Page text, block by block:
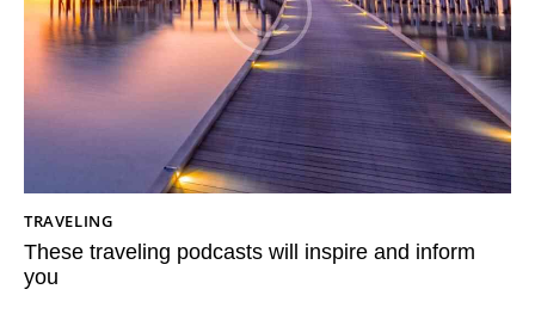
TRAVELING
These traveling podcasts will inspire and inform
you